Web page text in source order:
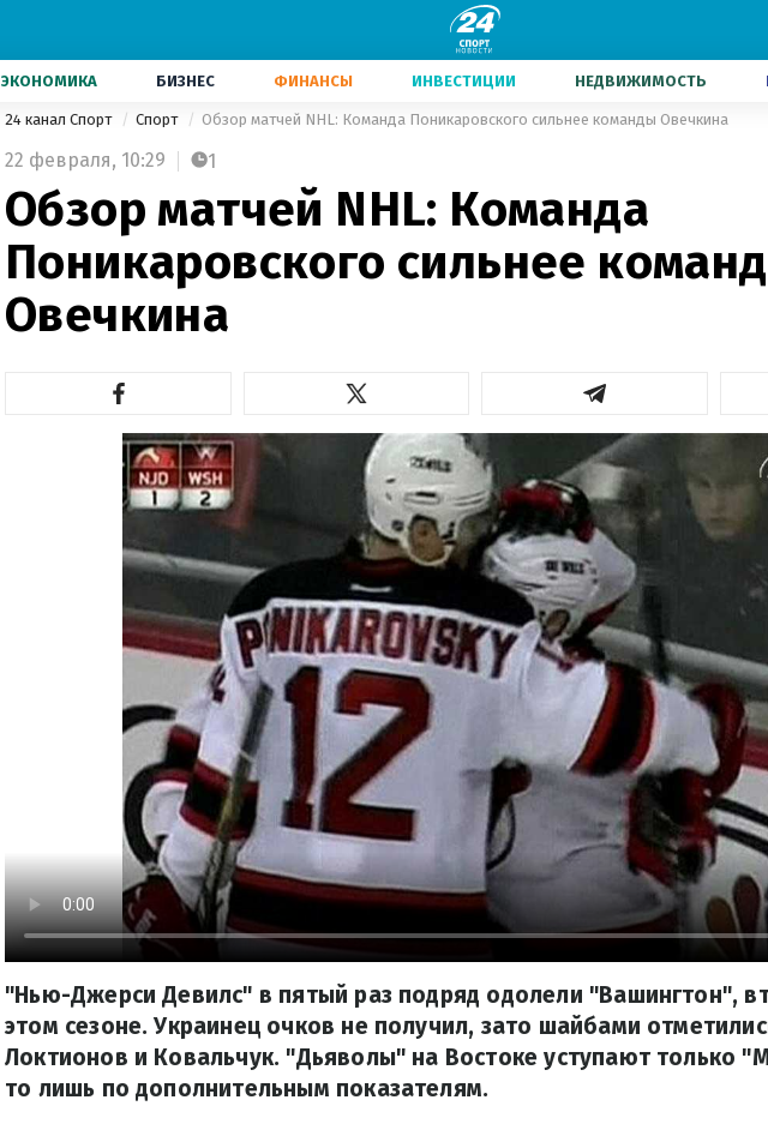
ЭКОНОМИКА БИЗНЕС ФИНАНСЫ ИНВЕСТИЦИИ НЕДВИЖИМОСТЬ
24 канал Спорт Спорт Обзор матчей NHL: Команда Поникаровского сильнее команды Овечкина
22 февраля, 10:29 1
Обзор матчей NHL: Команда
Поникаровского сильнее
Овечкина
"Нью-Джерси Девилс" в пятый раз подряд одолели "Вашингтон",
этом сезоне. Украинец очков не получил, зато шайбами
Локтионов и Ковальчук. "Дьяволы" на Востоке уступают только
то лишь по дополнительным показателям.